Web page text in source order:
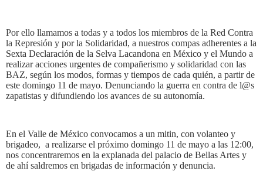
Por ello llamamos a todas y a todos los miembros de la Red Contra
la Represión y por la Solidaridad, a nuestros compas adherentes a la
Sexta Declaración de la Selva Lacandona en México y el Mundo a
realizar acciones urgentes de compañerismo y solidaridad con las
BAZ, según los modos, formas y tiempos de cada quién, a partir de
este domingo 11 de mayo. Denunciando la guerra en contra de l@s
zapatistas y difundiendo los avances de su autonomía.
En el Valle de México convocamos a un mitin, con volanteo y
brigadeo, a realizarse el próximo domingo 11 de mayo a las 12:00,
nos concentraremos en la explanada del palacio de Bellas Artes y
de ahí saldremos en brigadas de información y denuncia.